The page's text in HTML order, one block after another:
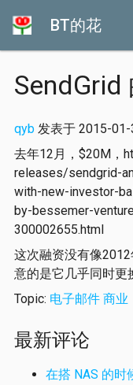
BT的花
SendGrid
qyb 发表于 2015-01-
去年12月，$20M，
releases/sendgrid-
with-new-investor-
by-bessemer-
300002655.html
这次融资没有像
意的是它几乎同时更
Topic: 电子邮件 商业
最新评论
在搭 NAS 的时